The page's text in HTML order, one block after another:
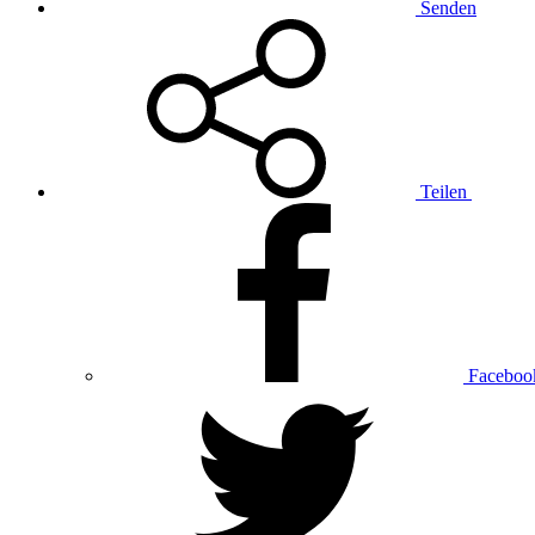
Senden
Teilen